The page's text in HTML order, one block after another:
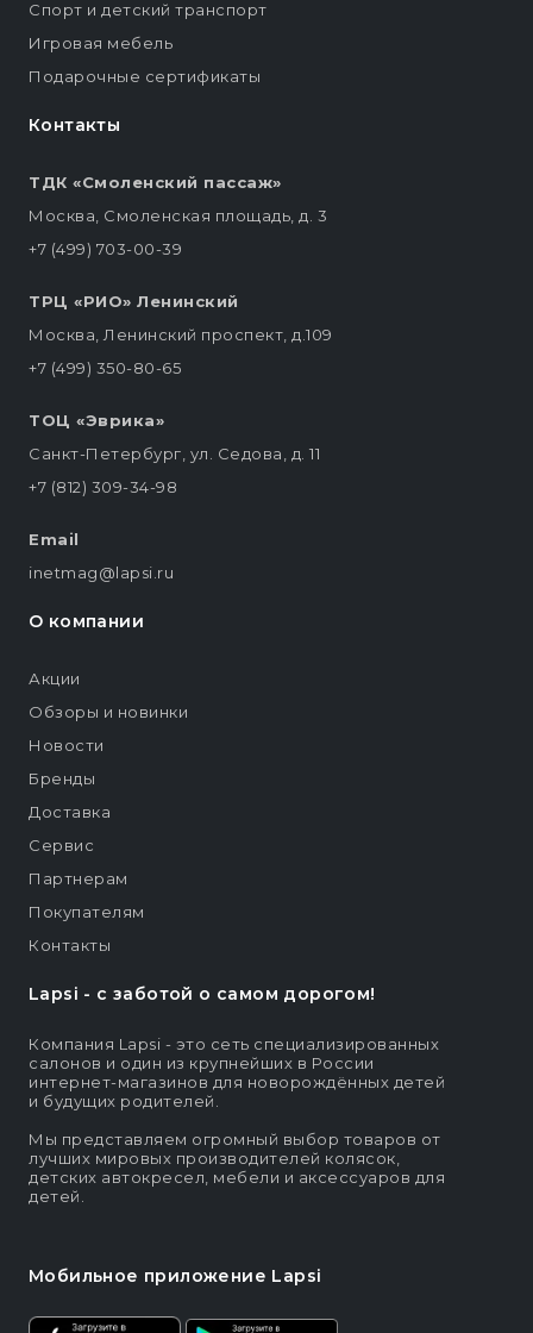
Lapsi - c заботой о самом дорогом!
Компания Lapsi - это сеть специализированных
салонов и один из крупнейших в России
интернет-магазинов для новорождённых детей
и будущих родителей.
Мы представляем огромный выбор товаров от
лучших мировых производителей колясок,
детских автокресел, мебели и аксессуаров для
детей.
Мобильное приложение Lapsi
Контакты
ТДК «Смоленский пассаж»
Москва, Смоленская площадь, д. 3
+7 (499) 703-00-39
ТРЦ «РИО» Ленинский
Москва, Ленинский проспект, д.109
+7 (499) 350-80-65
ТОЦ «Эврика»
Санкт-Петербург, ул. Седова, д. 11
+7 (812) 309-34-98
Email
inetmag@lapsi.ru
Спорт и детский транспорт
Игровая мебель
Подарочные сертификаты
О компании
Акции
Обзоры и новинки
Новости
Бренды
Доставка
Сервис
Партнерам
Покупателям
Контакты